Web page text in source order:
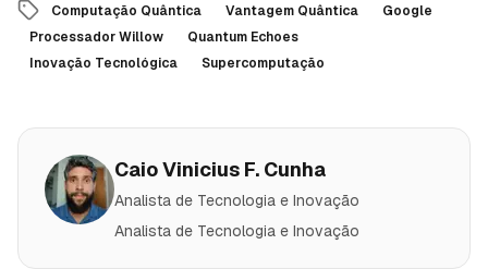
Computação Quântica Vantagem Quântica
Google
Processador Willow
Quantum Echoes
Inovação Tecnológica
Supercomputação
Caio Vinicius F. Cunha
Analista de Tecnologia e Inovação
Analista de Tecnologia e Inovação